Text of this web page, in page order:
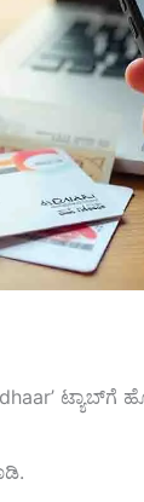
ಟ್ಯಾಬ್‌ಗೆ